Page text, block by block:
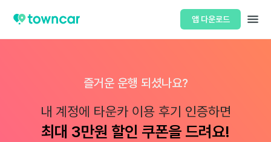
앱 다운로드
즐거운 운행 되셨나요?
내 계정에 타운카 이용 후기 인증하면
최대 3만원 할인 쿠폰을 드려요!